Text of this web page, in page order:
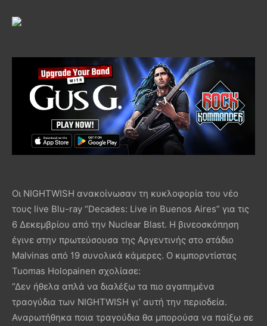
Οι NIGHTWISH ανακοίνωσαν τη κυκλοφορία του νέο
τους live Blu-ray “Decades: Live in Buenos Aires” για τις
6 Δεκεμβρίου από την Nuclear Blast. Η βινεοσκόπηση
έγινε στην πρωτεύσουσα της Αργεντινής στο στάδιο
Malvinas από 19 συνολικά κάμερες. Ο κιμπορντίστας
Tuomas Holopainen σχολίασε:
“Δεν ήθελα απλά να διαλέξω τα πιο αγαπημένα
τραογύδια των NIGHTWISH γι’ αυτή την περιοδεία.
Αναρωτήθηκα ποια τραγούδια θα μπορούσα να παίξω σε